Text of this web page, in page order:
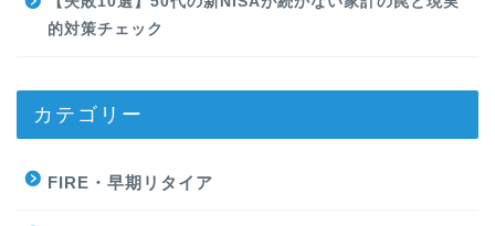
的対策チェック
カテゴリー
FIRE・早期リタイア